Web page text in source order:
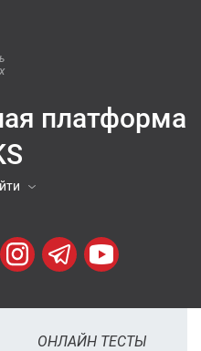
платформа
ОНЛАЙН ТЕСТЫ